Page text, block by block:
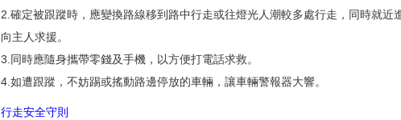
2.確定被跟蹤時，應變換路線移到路中行走或往燈光人潮較多處行走，同時就
向主人求援。
3.同時應隨身攜帶零錢及手機，以方便打電話求救。
4.如遭跟蹤，不妨踢或搖動路邊停放的車輛，讓車輛警報器大響。
行走安全守則